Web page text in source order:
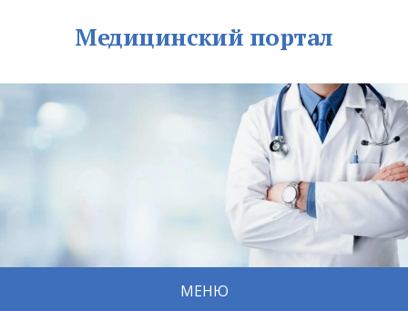
Медицинский портал
МЕНЮ